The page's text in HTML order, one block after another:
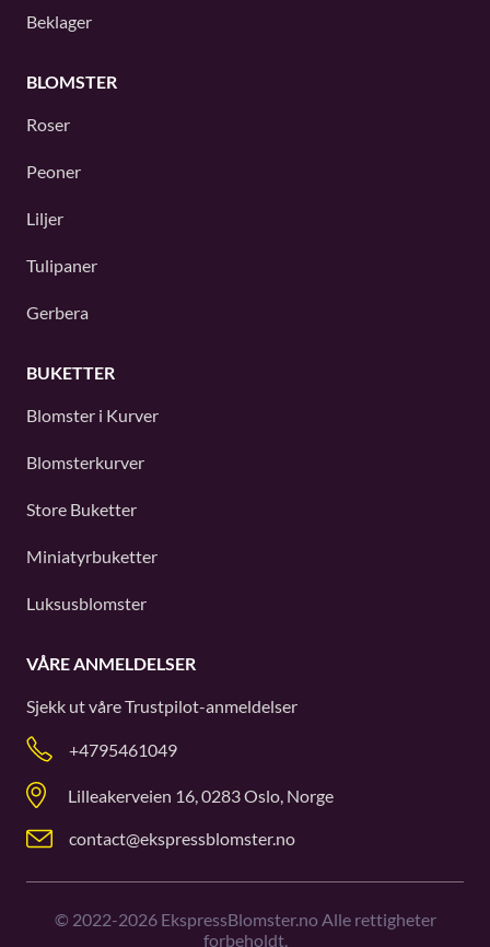
Beklager
BLOMSTER
Roser
Peoner
Liljer
Tulipaner
Gerbera
BUKETTER
Blomster i Kurver
Blomsterkurver
Store Buketter
Miniatyrbuketter
Luksusblomster
VÅRE ANMELDELSER
Sjekk ut våreTrustpilot-anmeldelser
+4795461049
Lilleakerveien 16, 0283 Oslo, Norge
contact@ekspressblomster.no
© 2022-2026EkspressBlomster.no Alle rettigheter
forbeholdt.